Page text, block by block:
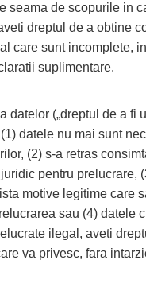
seama de scopurile in
dreptul de a obtine
care sunt incomplete,
suplimentare.
datelor („dreptul de a fi
datele nu mai sunt
(2) s-a retras
pentru prelucrare,
motive legitime care
sau (4) datele
ilegal, aveti
va privesc, fara